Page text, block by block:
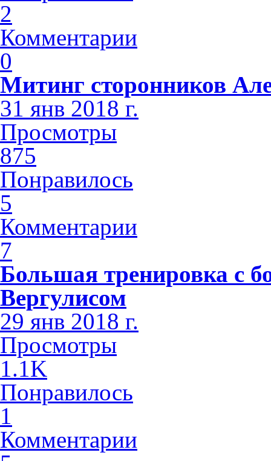
2
Комментарии
0
Митинг сторонников
31 янв 2018 г.
Просмотры
875
Понравилось
5
Комментарии
7
Большая тренировка с
Вергулисом
29 янв 2018 г.
Просмотры
1.1K
Понравилось
1
Комментарии